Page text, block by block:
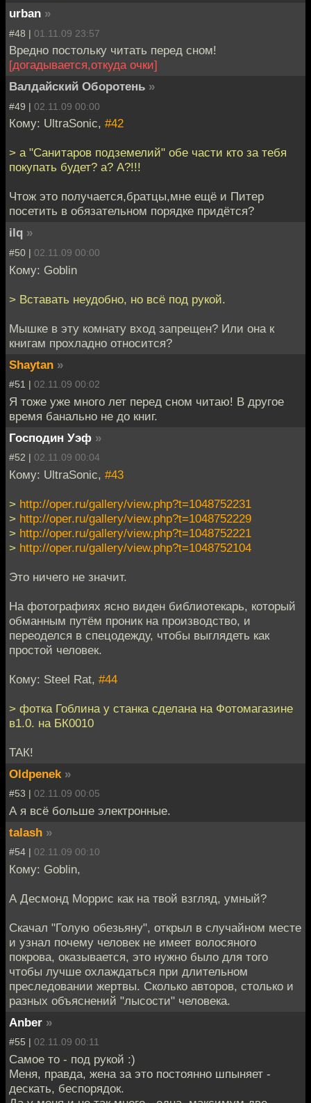
urban »
#48 | 01.11.09 23:57
Вредно постольку читать перед сном!
[догадывается,откуда очки]
Валдайский Оборотень »
#49 | 02.11.09 00:00
Кому: UltraSonic, #42
> а "Санитаров подземелий" обе части кто за тебя
покупать будет? а? А?!!!
Чтож это получается,братцы,мне ещё и Питер
посетить в обязательном порядке придётся?
ilq »
#50 | 02.11.09 00:00
Кому: Goblin
> Вставать неудобно, но всё под рукой.
Мышке в эту комнату вход запрещен? Или она к
книгам прохладно относится?
Shaytan »
#51 | 02.11.09 00:02
Я тоже уже много лет перед сном читаю! В другое
время банально не до книг.
Господин Уэф »
#52 | 02.11.09 00:04
Кому: UltraSonic, #43
> http://oper.ru/gallery/view.php?t=1048752231
> http://oper.ru/gallery/view.php?t=1048752229
> http://oper.ru/gallery/view.php?t=1048752221
> http://oper.ru/gallery/view.php?t=1048752104
Это ничего не значит.
На фотографиях ясно виден библиотекарь, который
обманным путём проник на производство, и
переоделся в спецодежду, чтобы выглядеть как
простой человек.
Кому: Steel Rat, #44
> фотка Гоблина у станка сделана на Фотомагазине
в1.0. на БК0010
ТАК!
Oldpenek »
#53 | 02.11.09 00:05
А я всё больше электронные.
talash »
#54 | 02.11.09 00:10
Кому: Goblin,
А Десмонд Моррис как на твой взгляд, умный?
Скачал "Голую обезьяну", открыл в случайном месте
и узнал почему человек не имеет волосяного
покрова, оказывается, это нужно было для того
чтобы лучше охлаждаться при длительном
преследовании жертвы. Сколько авторов, столько и
разных объяснений "лысости" человека.
Anber »
#55 | 02.11.09 00:11
Самое то - под рукой :)
Меня, правда, жена за это постоянно шпыняет -
дескать, беспорядок.